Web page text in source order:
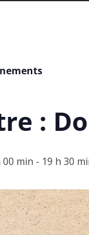
:
00 min - 19 h 30